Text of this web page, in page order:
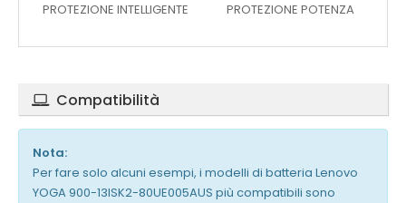
PROTEZIONE INTELLIGENTE PROTEZIONE POTENZA
Compatibilità
Nota:
Per fare solo alcuni esempi, i modelli di batteria Lenovo
YOGA 900-13ISK2-80UE005AUS più compatibili sono